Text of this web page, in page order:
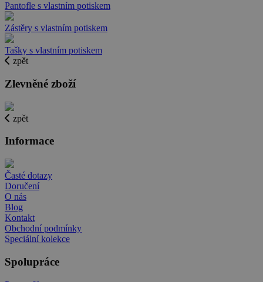
Pantofle s vlastním potiskem
Zástěry s vlastním potiskem
Tašky s vlastním potiskem
zpět
Zlevněné zboží
zpět
Informace
Časté dotazy
Doručení
O nás
Blog
Kontakt
Obchodní podmínky
Speciální kolekce
Spolupráce